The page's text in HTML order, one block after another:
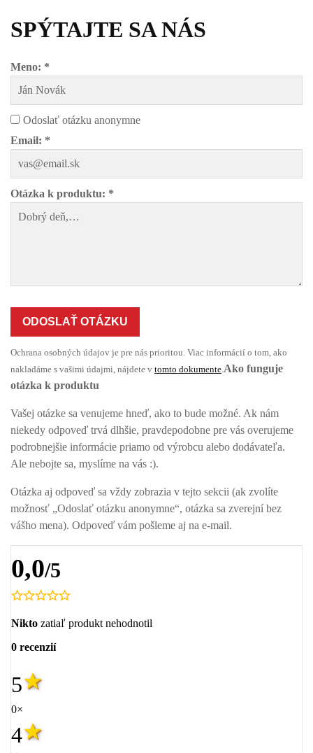
SPÝTAJTE SA NÁS
Meno: *
Odoslať otázku anonymne
Email: *
Otázka k produktu: *
ODOSLAŤ OTÁZKU
Ochrana osobných údajov je pre nás prioritou. Viac informácií o tom, ako
nakladáme s vašimi údajmi, nájdete v tomto dokumente.Ako funguje
otázka k produktu
Vašej otázke sa venujeme hneď, ako to bude možné. Ak nám
niekedy odpoveď trvá dlhšie, pravdepodobne pre vás overujeme
podrobnejšie informácie priamo od výrobcu alebo dodávateľa.
Ale nebojte sa, myslíme na vás :).
Otázka aj odpoveď sa vždy zobrazia v tejto sekcii (ak zvolíte
možnosť „Odoslať otázku anonymne“, otázka sa zverejní bez
vášho mena). Odpoveď vám pošleme aj na e-mail.
0,0/5
Nikto zatiaľ produkt nehodnotil
0 recenzií
5
0×
4